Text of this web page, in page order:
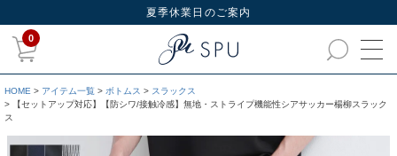
夏季休業日のご案内
0
HOME アイテム一覧 ボトムス
スラックス
【セットアップ対応】【防シワ/接触冷感】無地・ストライプ機能性シアサッカー楊柳スラック
ス